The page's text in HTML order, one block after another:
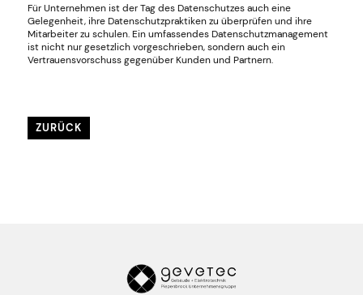
Für Unternehmen ist der Tag des Datenschutzes auch eine
Gelegenheit, ihre Datenschutzpraktiken zu überprüfen und ihre
Mitarbeiter zu schulen. Ein umfassendes Datenschutzmanagement
ist nicht nur gesetzlich vorgeschrieben, sondern auch ein
Vertrauensvorschuss gegenüber Kunden und Partnern.
ZURÜCK